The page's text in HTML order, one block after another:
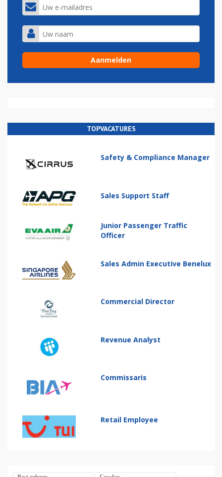
TOPVACATURES
Safety & Compliance Manager
Sales Support Staff
Junior Passenger Traffic
Officer
Sales Admin Executive Benelux
Commercial Director
Revenue Analyst
Commissaris
Retail Employee